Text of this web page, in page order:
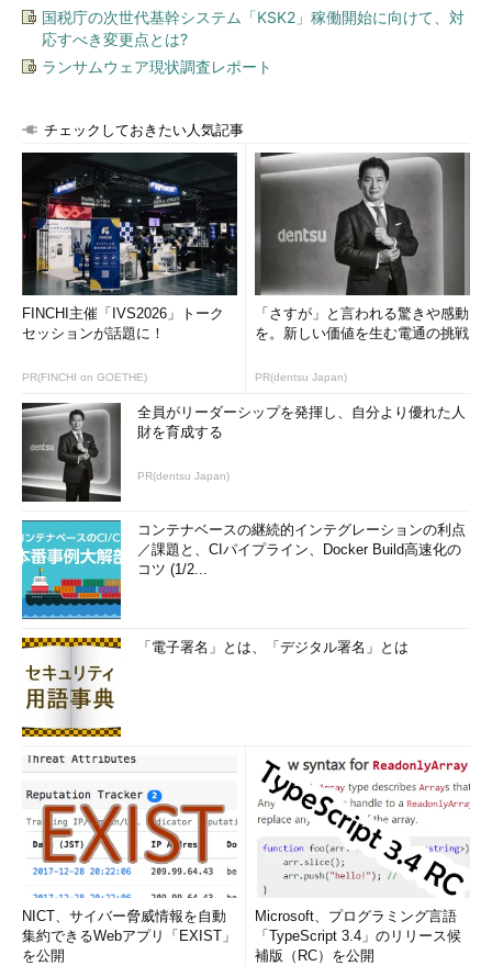
国税庁の次世代基幹システム「KSK2」稼働開始に向けて、対
応すべき変更点とは?
ランサムウェア現状調査レポート
チェックしておきたい人気記事
FINCHI主催「IVS2026」トーク
セッションが話題に！
PR(FINCHI on GOETHE)
「さすが」と言われる驚きや感動
を。新しい価値を生む電通の挑戦
PR(dentsu Japan)
全員がリーダーシップを発揮し、自分より優れた人
財を育成する
PR(dentsu Japan)
コンテナベースの継続的インテグレーションの利点
／課題と、CIパイプライン、Docker Build高速化の
コツ (1/2...
「電子署名」とは、「デジタル署名」とは
NICT、サイバー脅威情報を自動
集約できるWebアプリ「EXIST」
を公開
Microsoft、プログラミング言語
「TypeScript 3.4」のリリース候
補版（RC）を公開